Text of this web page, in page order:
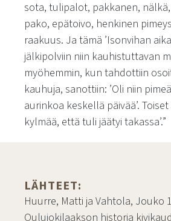
sota, tulipalot, pakkanen,
pako, epätoivo, henkinen
raakuus. Ja tämä ’Isonvihan
jälkipolviin niin kauhistuttavan
myöhemmin, kun tahdottiin
kauhuja, sanottiin: ’Oli niin
aurinkoa keskellä päivää’.
kylmää, että tuli jäätyi takassa’.”
LÄHTEET:
Huurre, Matti ja Vahtola, Jouko
Oulujokilaakson historia